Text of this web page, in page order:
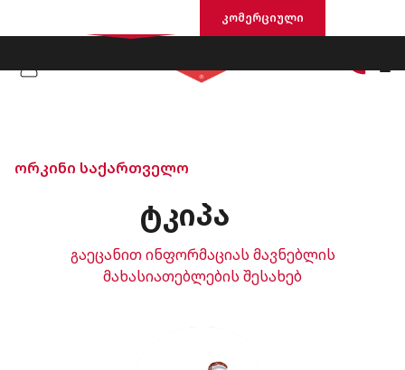
კომერციული
ორკინი საქართველო
ᲢᲙᲘᲞᲐ
გაეცანით ინფორმაციას მავნებლის
მახასიათებლების შესახებ